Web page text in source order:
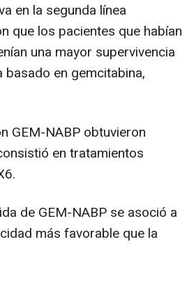
en la segunda línea
que los pacientes que habían
una mayor supervivencia
en gemcitabina,
GEM-NABP obtuvieron
en tratamientos
de GEM-NABP se asoció a
más favorable que la